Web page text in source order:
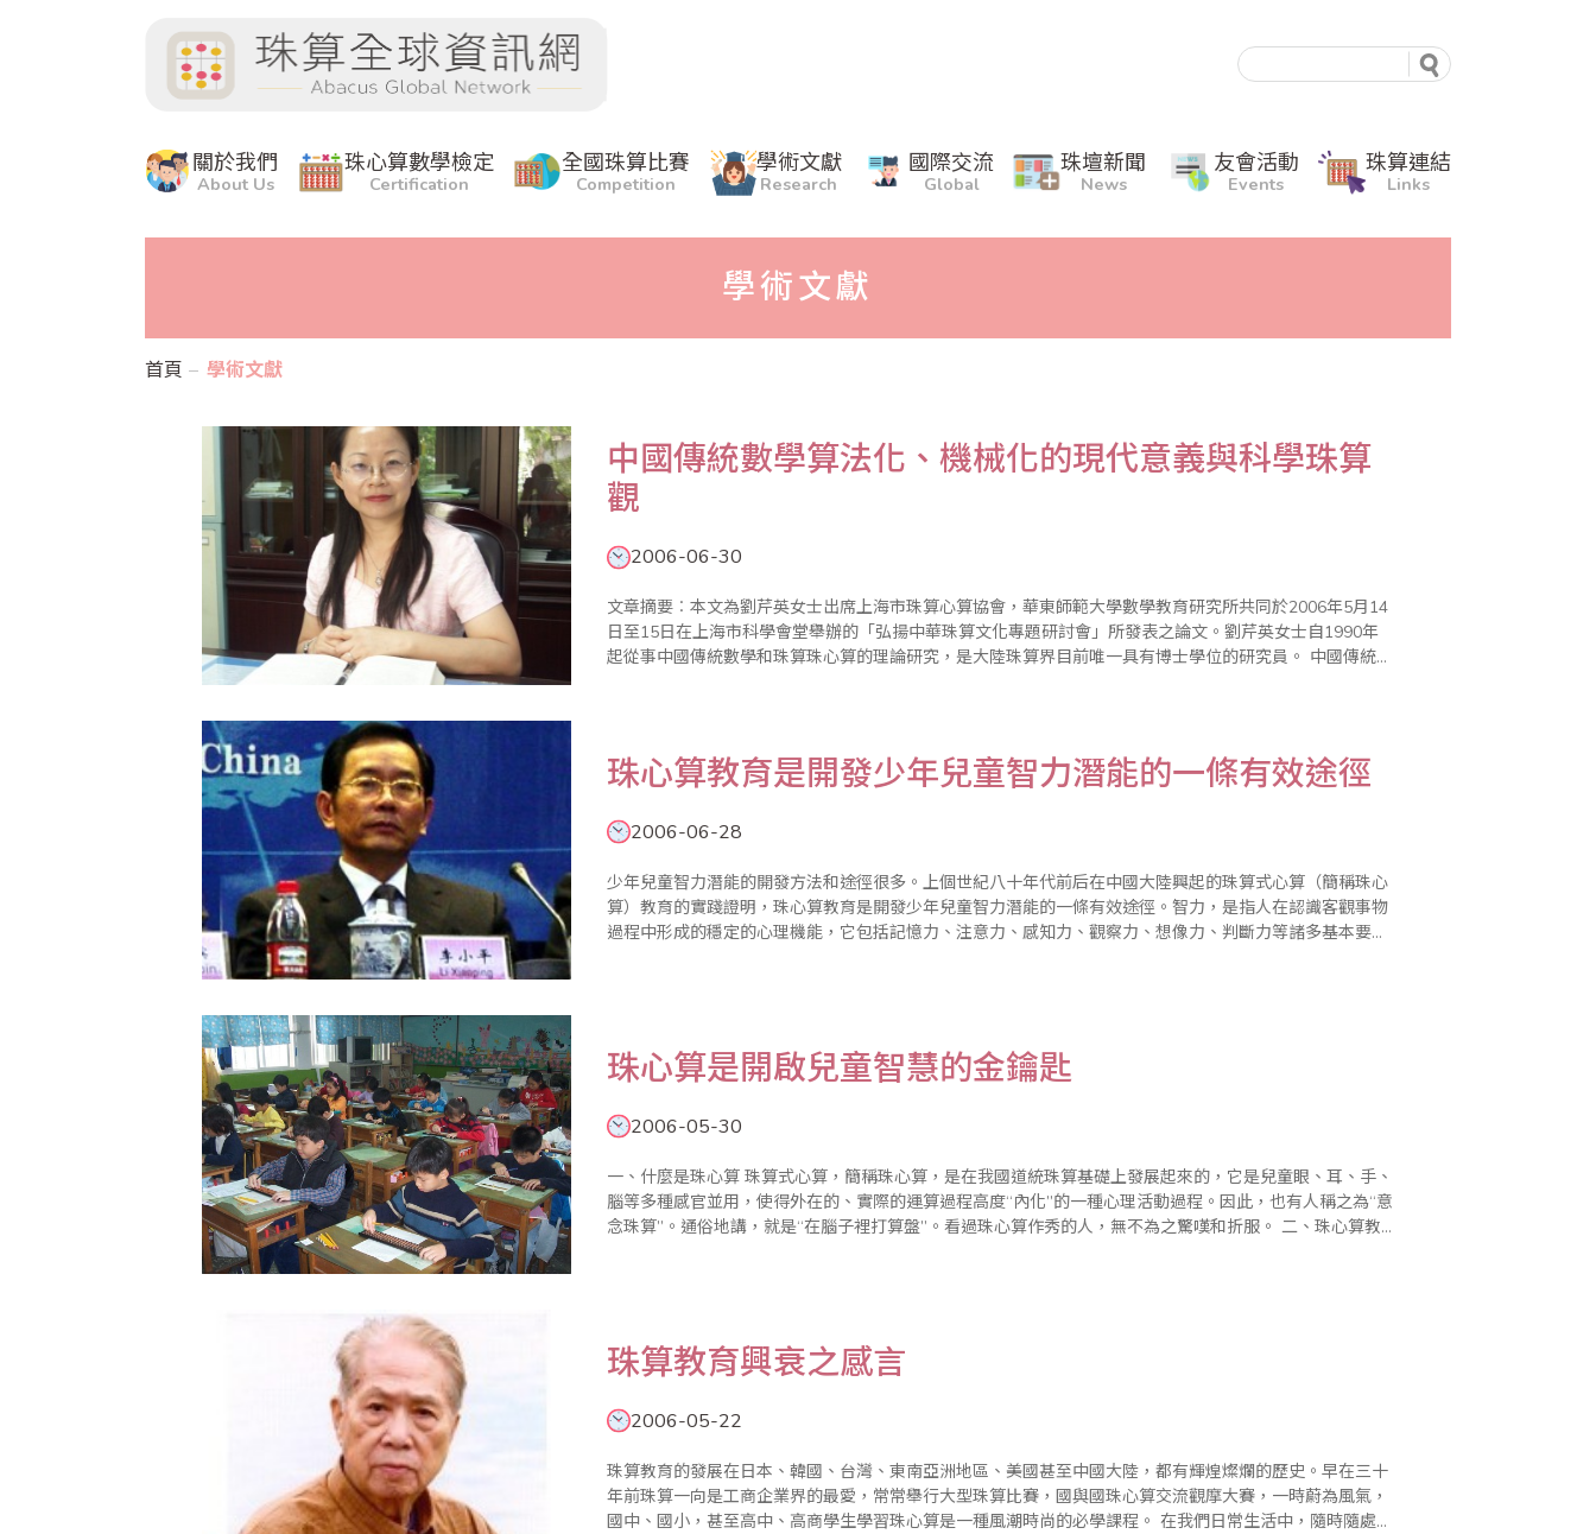
關於我們
About Us
珠心算數學檢定
Certification
全國珠算比賽
Competition
學術文獻
Research
國際交流
Global
珠壇新聞
News
友會活動
Events
珠算連結
Links
學術文獻
首頁 學術文獻
中國傳統數學算法化、機械化的現代意義與科學珠算
觀
2006-06-30
文章摘要︰本文為劉芹英女士出席上海市珠算心算協會，華東師範大學數學教育研究所共同於2006年5月14
日至15日在上海市科學會堂舉辦的「弘揚中華珠算文化專題研討會」所發表之論文。劉芹英女士自1990年
起從事中國傳統數學和珠算珠心算的理論研究，是大陸珠算界目前唯一具有博士學位的研究員。 中國傳統數
珠心算教育是開發少年兒童智力潛能的一條有效途徑
2006-06-28
少年兒童智力潛能的開發方法和途徑很多。上個世紀八十年代前后在中國大陸興起的珠算式心算（簡稱珠心
算）教育的實踐證明，珠心算教育是開發少年兒童智力潛能的一條有效途徑。智力，是指人在認識客觀事物
過程中形成的穩定的心理機能，它包括記憶力、注意力、感知力、觀察力、想像力、判斷力等諸多基本要
珠心算是開啟兒童智慧的金鑰匙
2006-05-30
一、什麼是珠心算 珠算式心算，簡稱珠心算，是在我國道統珠算基礎上發展起來的，它是兒童眼、耳、手、
腦等多種感官並用，使得外在的、實際的運算過程高度“內化”的一種心理活動過程。因此，也有人稱之為“意
念珠算”。通俗地講，就是“在腦子裡打算盤”。看過珠心算作秀的人，無不為之驚嘆和折服。 二、珠心算教
珠算教育興衰之感言
2006-05-22
珠算教育的發展在日本、韓國、台灣、東南亞洲地區、美國甚至中國大陸，都有輝煌燦爛的歷史。早在三十
年前珠算一向是工商企業界的最愛，常常舉行大型珠算比賽，國與國珠心算交流觀摩大賽，一時蔚為風氣，
國中、國小，甚至高中、高商學生學習珠心算是一種風潮時尚的必學課程。 在我們日常生活中，隨時隨處都